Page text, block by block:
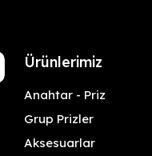
Ürünlerimiz
Anahtar - Priz
Grup Prizler
Aksesuarlar